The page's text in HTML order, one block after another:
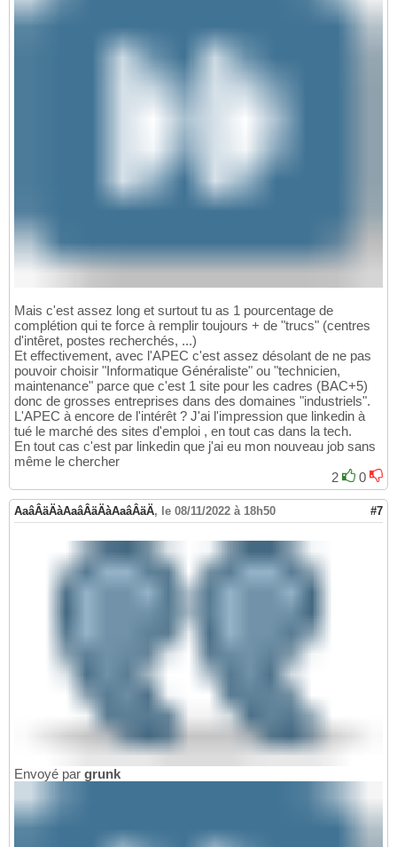
Mais c'est assez long et surtout tu as 1 pourcentage de
complétion qui te force à remplir toujours + de "trucs" (centres
d'intêret, postes recherchés, ...)
Et effectivement, avec l'APEC c'est assez désolant de ne pas
pouvoir choisir "Informatique Généraliste" ou "technicien,
maintenance" parce que c'est 1 site pour les cadres (BAC+5)
donc de grosses entreprises dans des domaines "industriels".
L'APEC à encore de l'intérêt ? J'ai l'impression que linkedin à
tué le marché des sites d'emploi , en tout cas dans la tech.
En tout cas c'est par linkedin que j'ai eu mon nouveau job sans
même le chercher
2
0
AaâÂäÄàAaâÂäÄàAaâÂäÄ, le 08/11/2022 à 18h50 #7
Envoyé par grunk